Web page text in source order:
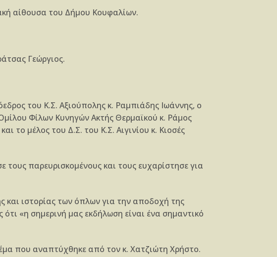
αίθουσα του Δήμου Κουφαλίων.
Γεώργιος.
του Κ.Σ. Αξιούπολης κ. Ραμπιάδης Ιωάννης, ο
Φίλων Κυνηγών Ακτής Θερμαϊκού κ. Ράμος
το μέλος του Δ.Σ. του Κ.Σ. Αιγινίου κ. Κιοσές
παρευρισκομένους και τους ευχαρίστησε για
και ιστορίας των όπλων για την αποδοχή της
«η σημερινή μας εκδήλωση είναι ένα σημαντικό
που αναπτύχθηκε από τον κ. Χατζιώτη Χρήστο.